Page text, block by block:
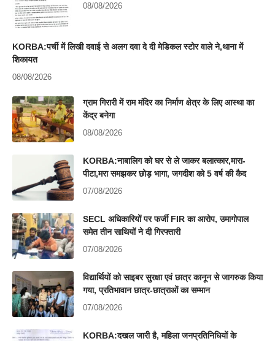
08/08/2026
KORBA:पर्ची में लिखी दवाई से अलग दवा दे दी मेडिकल स्टोर वाले ने,थाना में
शिकायत
08/08/2026
ग्राम गिरारी में राम मंदिर का निर्माण क्षेत्र के लिए आस्था का
केंद्र बनेगा
08/08/2026
KORBA:नाबालिग को घर से ले जाकर बलात्कार,मारा-
पीटा,मरा समझकर छोड़ भागा, जगदीश को 5 वर्ष की कैद
07/08/2026
SECL अधिकारियों पर फर्जी FIR का आरोप, उमागोपाल
समेत तीन साथियों ने दी गिरफ्तारी
07/08/2026
विद्यार्थियों को साइबर सुरक्षा एवं छात्र कानून से जागरुक किया
गया, प्रतिभावान छात्र-छात्राओं का सम्मान
07/08/2026
KORBA:दखल जारी है, महिला जनप्रतिनिधियों के